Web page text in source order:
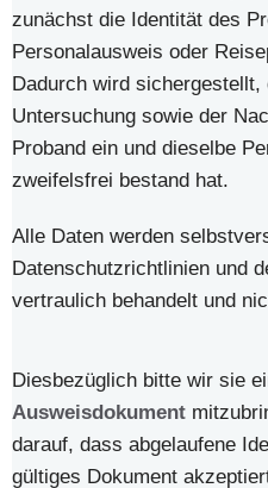
zunächst die Identität des
Personalausweis oder
Dadurch wird sichergestellt,
Untersuchung sowie der
Proband ein und dieselbe
zweifelsfrei bestand hat.
Alle Daten werden
Datenschutzrichtlinien und
vertraulich behandelt und
Diesbezüglich bitte wir sie
Ausweisdokument
darauf, dass abgelaufene
gültiges Dokument